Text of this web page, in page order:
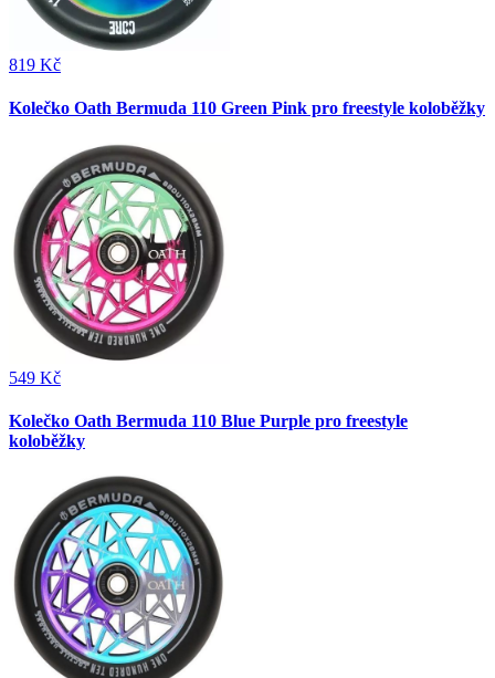
819 Kč
Kolečko Oath Bermuda 110 Green Pink pro freestyle koloběžky
549 Kč
Kolečko Oath Bermuda 110 Blue Purple pro freestyle
koloběžky